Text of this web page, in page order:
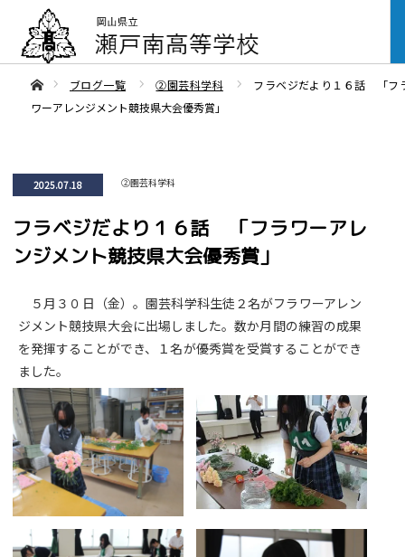
ああホームブログ一覧 ②園芸科学科
フラベジだより１６話 「フ
ワーアレンジメント競技県大会優秀賞」
2025.07.18 ②園芸科学科
フラベジだより１６話 「フラワーアレ
ンジメント競技県大会優秀賞」
５月３０日（金）。園芸科学科生徒２名がフラワーアレン
ジメント競技県大会に出場しました。数か月間の練習の成果
を発揮することができ、１名が優秀賞を受賞することができ
ました。